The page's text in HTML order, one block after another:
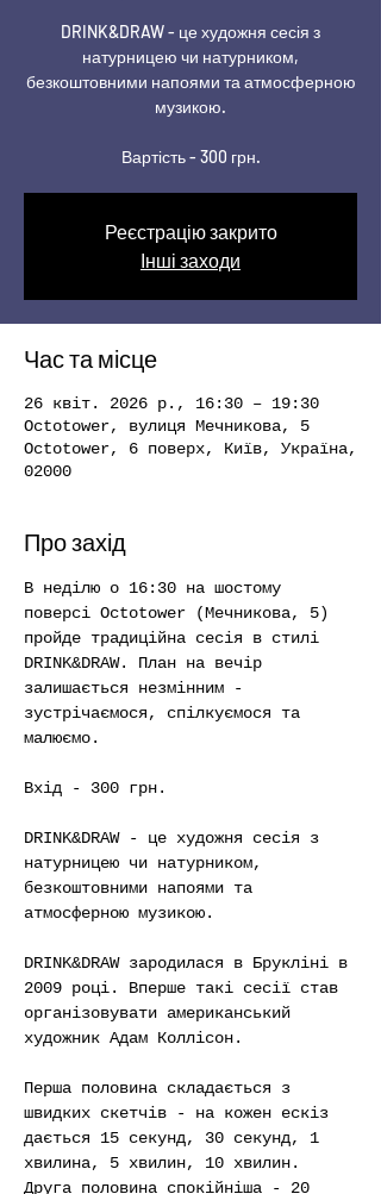
DRINK&DRAW - це художня сесія з
натурницею чи натурником,
безкоштовними напоями та атмосферною
музикою.
Вартість - 300 грн.
Реєстрацію закрито
Інші заходи
Час та місце
26 квіт. 2026 р., 16:30 – 19:30
Octotower, вулиця Мечникова, 5
Octotower, 6 поверх, Київ, Україна,
02000
Про захід
В неділю о 16:30 на шостому
поверсі Octotower (Мечникова, 5)
пройде традиційна сесія в стилі
DRINK&DRAW. План на вечір
залишається незмінним -
зустрічаємося, спілкуємося та
малюємо.
Вхід - 300 грн.
DRINK&DRAW - це художня сесія з
натурницею чи натурником,
безкоштовними напоями та
атмосферною музикою.
DRINK&DRAW зародилася в Брукліні в
2009 році. Вперше такі сесії став
організовувати американський
художник Адам Коллісон.
Перша половина складається з
швидких скетчів - на кожен ескіз
дається 15 секунд, 30 секунд, 1
хвилина, 5 хвилин, 10 хвилин.
Друга половина спокійніша - 20